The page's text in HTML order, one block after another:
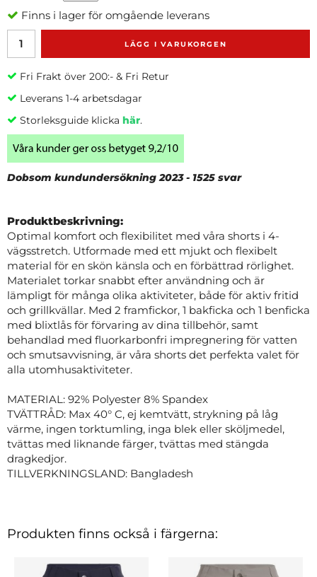
Finns i lager för omgående leverans
LÄGG I VARUKORGEN
Fri Frakt över 200:- & Fri Retur
Leverans 1-4 arbetsdagar
Storleksguide klicka här.
Dobsom kundundersökning 2023 - 1525 svar
Produktbeskrivning:
Optimal komfort och flexibilitet med våra shorts i 4-
vägsstretch. Utformade med ett mjukt och flexibelt
material för en skön känsla och en förbättrad rörlighet.
Materialet torkar snabbt efter användning och är
lämpligt för många olika aktiviteter, både för aktiv fritid
och grillkvällar. Med 2 framfickor, 1 bakficka och 1 benficka
med blixtlås för förvaring av dina tillbehör, samt
behandlad med fluorkarbonfri impregnering för vatten
och smutsavvisning, är våra shorts det perfekta valet för
alla utomhusaktiviteter.
MATERIAL: 92% Polyester 8% Spandex
TVÄTTRÅD: Max 40° C, ej kemtvätt, strykning på låg
värme, ingen torktumling, inga blek eller sköljmedel,
tvättas med liknande färger, tvättas med stängda
dragkedjor.
TILLVERKNINGSLAND: Bangladesh
Produkten finns också i färgerna: